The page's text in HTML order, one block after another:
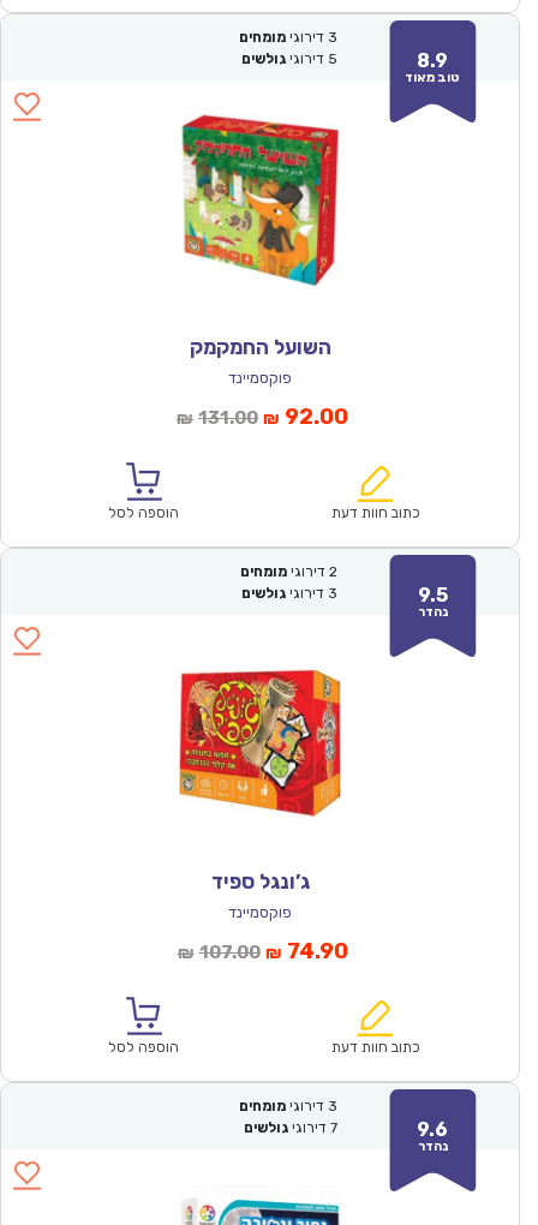
8.9
טוב מאוד
3 דירוגי מומחים
5 דירוגי גולשים
השועל החמקמק
פוקסמיינד
₪ 131.00המחיר
₪131.00.
₪ 92.00המחיר
הוא:
כתוב חוות דעת הוספה לסל
9.5
נהדר
2 דירוגי מומחים
3 דירוגי גולשים
ג’ונגל ספיד
פוקסמיינד
₪ 107.00המחיר
₪107.00.
₪ 74.90המחיר
הוא:
כתוב חוות דעת הוספה לסל
9.6
נהדר
3 דירוגי מומחים
7 דירוגי גולשים